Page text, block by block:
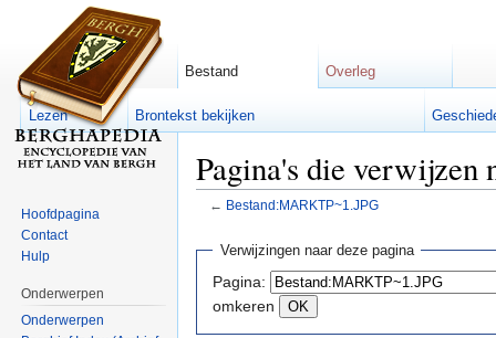
Pagina's die
← Bestand:MARKTP~1.JPG
Verwijzingen naar deze pagina
Pagina:
omkeren
Bestand Overleg
Lezen Brontekst bekijken
Hoofdpagina
Contact
Hulp
Onderwerpen
Onderwerpen